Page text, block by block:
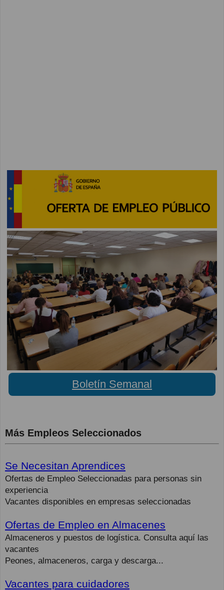
Boletín Semanal
Más Empleos Seleccionados
Se Necesitan Aprendices
Ofertas de Empleo Seleccionadas para personas sin
experiencia
Vacantes disponibles en empresas seleccionadas
Ofertas de Empleo en Almacenes
Almaceneros y puestos de logística. Consulta aquí las
vacantes
Peones, almaceneros, carga y descarga...
Vacantes para cuidadores